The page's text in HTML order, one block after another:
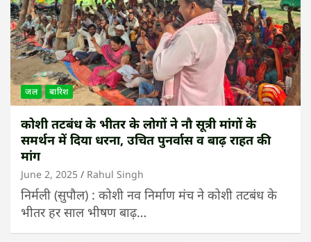
जल बारिश
कोशी तटबंध के भीतर के लोगों ने नौ सूत्री मांगों के
समर्थन में दिया धरना, उचित पुनर्वास व बाढ़ राहत की
मांग
June 2, 2025 Rahul Singh
निर्मली (सुपौल) : कोशी नव निर्माण मंच ने कोशी तटबंध के
भीतर हर साल भीषण बाढ़…